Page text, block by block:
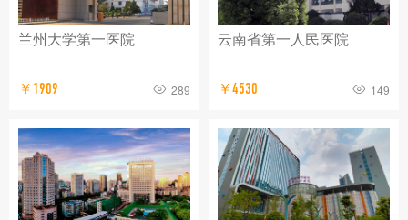
兰州大学第一医院
￥1909 289
云南省第一人民医院
￥4530 149